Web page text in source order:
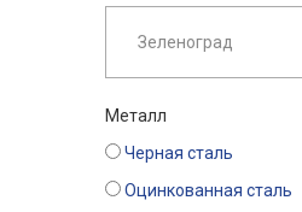
Металл
Черная сталь
Оцинкованная сталь